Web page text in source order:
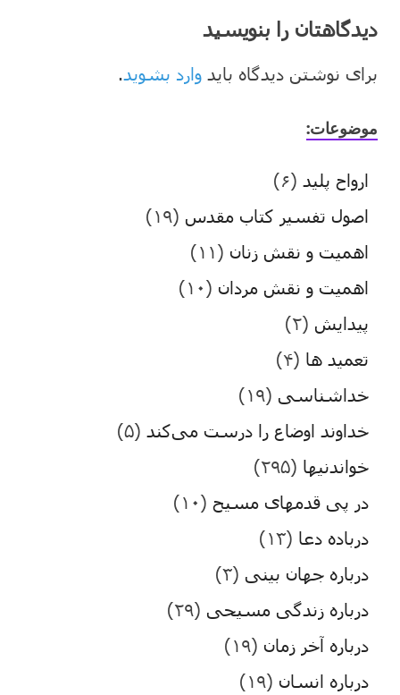
دیدگاهتان را بنویسید
برای نوشتن دیدگاه باید وارد بشوید.
موضوعات:
ارواح پلید (۶)
اصول تفسیر کتاب مقدس (۱۹)
اهمیت و نقش زنان (۱۱)
اهمیت و نقش مردان (۱۰)
پیدایش (۲)
تعمید ها (۴)
خداشناسی (۱۹)
خداوند اوضاع را درست می‌کند (۵)
خواندنیها (۲۹۵)
در پی قدمهای مسیح (۱۰)
درباده دعا (۱۳)
درباره جهان بینی (۳)
درباره زندگی مسیحی (۲۹)
درباره آخر زمان (۱۹)
درباره انسان (۱۹)